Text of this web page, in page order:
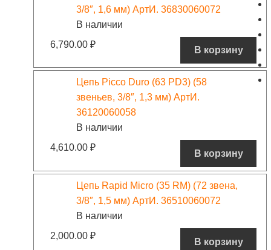
3/8″, 1,6 мм) АртИ. 36830060072
В наличии
6,790.00 ₽
В корзину
Цепь Picco Duro (63 PD3) (58
звеньев, 3/8″, 1,3 мм) АртИ.
36120060058
В наличии
4,610.00 ₽
В корзину
Цепь Rapid Micro (35 RM) (72 звена,
3/8″, 1,5 мм) АртИ. 36510060072
В наличии
2,000.00 ₽
В корзину